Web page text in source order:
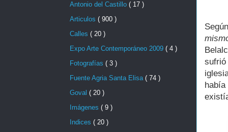
Antonio del Castillo ( 17 )
Articulos ( 900 )
Calles ( 20 )
Expo Arte Contemporáneo 2009 ( 4 )
Fotografías ( 3 )
Fuente Agria Santa Elisa ( 74 )
Goval ( 20 )
Imágenes ( 9 )
Indices ( 20 )